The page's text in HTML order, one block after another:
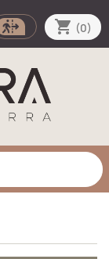
shopping_cart (0)